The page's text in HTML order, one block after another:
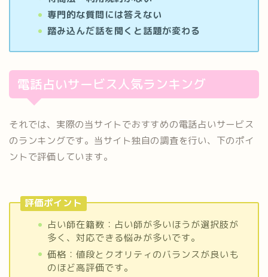
専門的な質問には答えない
踏み込んだ話を聞くと話題が変わる
電話占いサービス人気ランキング
それでは、実際の当サイトでおすすめの電話占いサービス
のランキングです。当サイト独自の調査を行い、下のポイ
ントで評価しています。
評価ポイント
占い師在籍数：占い師が多いほうが選択肢が
多く、対応できる悩みが多いです。
価格：値段とクオリティのバランスが良いも
のほど高評価です。